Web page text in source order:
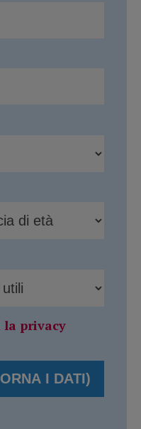
la privacy